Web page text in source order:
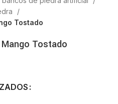
Tostado
Tostado